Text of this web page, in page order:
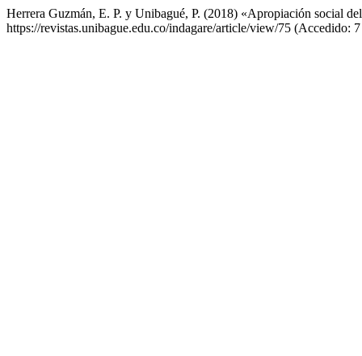
Herrera Guzmán, E. P. y Unibagué, P. (2018) «Apropiación social
https://revistas.unibague.edu.co/indagare/article/view/75 (Accedido: